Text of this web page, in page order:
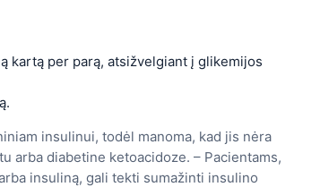
kartą per parą, atsižvelgiant į glikemijos
insulinui, todėl manoma, kad jis nėra
arba diabetine ketoacidoze. – Pacientams,
insuliną, gali tekti sumažinti insulino